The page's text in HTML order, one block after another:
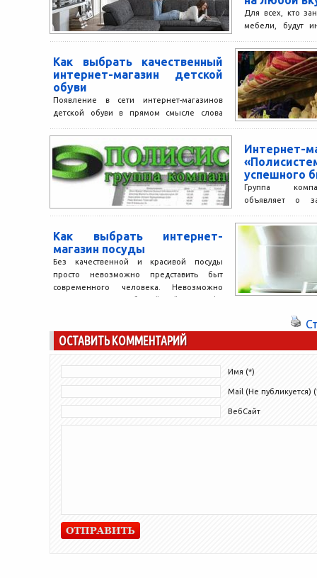
Для всех, кто
мебели, будут
представлены
разнообразии....
Как выбрать качественный
интернет-магазин детской
обуви
Появление в сети интернет-магазинов
детской обуви в прямом смысле слова
низкие цены, и широкий...
Интернет-
успешного
Группа
объявляет о
призван
торгового
Как выбрать интернет-
магазин посуды
Без качественной и красивой посуды
просто невозможно представить быт
современного человека. Невозможно
сегодня выпить любимый чай или кофе
ОСТАВИТЬ КОММЕНТАРИЙ
Имя (*)
Mail (Не публикуется)
ВебСайт